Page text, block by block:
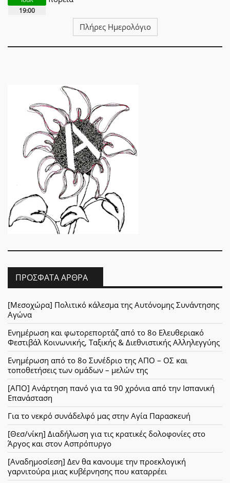
19:00
Πλήρες Ημερολόγιο
ΠΡΌΣΦΑΤΑ ΆΡΘΡΑ
[Μεσοχώρα] Πολιτικό κάλεσμα της Αυτόνομης Συνάντησης
Αγώνα
Ενημέρωση και φωτορεπορτάζ από το 8ο Ελευθεριακό
Φεστιβάλ Κοινωνικής, Ταξικής & Διεθνιστικής Αλληλεγγύης
Ενημέρωση από το 8ο Συνέδριο της ΑΠΟ – ΟΣ και
τοποθετήσεις των ομάδων – μελών της
[ΑΠΟ] Ανάρτηση πανό για τα 90 χρόνια από την Ισπανική
Επανάσταση
Για το νεκρό συνάδελφό μας στην Αγία Παρασκευή
[Θεσ/νίκη] Διαδήλωση για τις κρατικές δολοφονίες στο
Άργος και στον Ασπρόπυργο
[Αναδημοσίεση] Δεν θα κανουμε την προεκλογική
γαρνιτούρα μιας κυβέρνησης που καταρρέει